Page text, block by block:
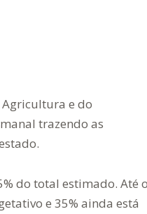
Agricultura e do
trazendo as
do total estimado. Até o
e 35% ainda está